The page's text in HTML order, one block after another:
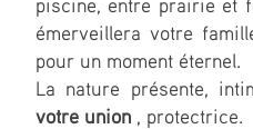
émerveillera votre
pour un moment éternel.
La nature présente,
votre union , protectrice.